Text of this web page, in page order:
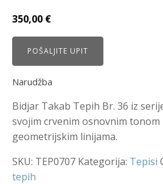
350,00 €
POŠALJITE UPIT
Narudžba
Bidjar Takab Tepih Br. 36 iz
svojim crvenim osnovnim tonom
geometrijskim linijama.
SKU: TEP0707 Kategorija: Tepisi
tepih